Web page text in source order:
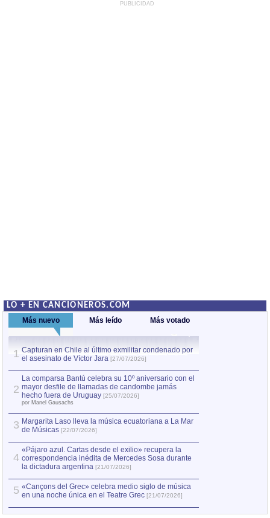
PUBLICIDAD
LO + EN CANCIONEROS.COM
Más nuevo Más leído Más votado
1 Capturan en Chile al último exmilitar condenado por
el asesinato de Víctor Jara [27/07/2026]
2
La comparsa Bantú celebra su 10º aniversario con el
mayor desfile de llamadas de candombe jamás
hecho fuera de Uruguay [25/07/2026]
por Manel Gausachs
3 Margarita Laso lleva la música ecuatoriana a La Mar
de Músicas [22/07/2026]
4
«Pájaro azul. Cartas desde el exilio» recupera la
correspondencia inédita de Mercedes Sosa durante
la dictadura argentina [21/07/2026]
5 «Cançons del Grec» celebra medio siglo de música
en una noche única en el Teatre Grec [21/07/2026]